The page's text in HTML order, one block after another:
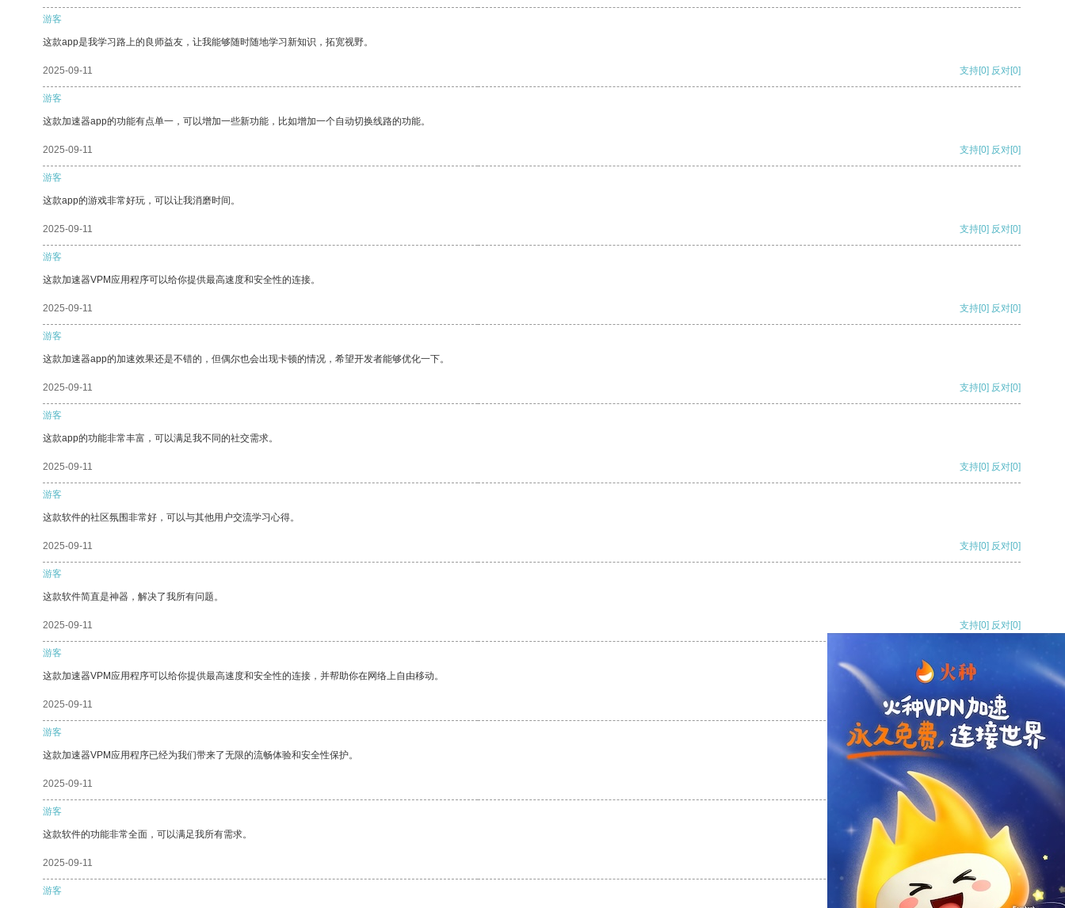
游客
这款app是我学习路上的良师益友，让我能够随时随地学习新知识，拓宽视野。
2025-09-11 支持[0] 反对[0]
游客
这款加速器app的功能有点单一，可以增加一些新功能，比如增加一个自动切换线路的功能。
2025-09-11 支持[0] 反对[0]
游客
这款app的游戏非常好玩，可以让我消磨时间。
2025-09-11 支持[0] 反对[0]
游客
这款加速器VPM应用程序可以给你提供最高速度和安全性的连接。
2025-09-11 支持[0] 反对[0]
游客
这款加速器app的加速效果还是不错的，但偶尔也会出现卡顿的情况，希望开发者能够优化一下。
2025-09-11 支持[0] 反对[0]
游客
这款app的功能非常丰富，可以满足我不同的社交需求。
2025-09-11 支持[0] 反对[0]
游客
这款软件的社区氛围非常好，可以与其他用户交流学习心得。
2025-09-11 支持[0] 反对[0]
游客
这款软件简直是神器，解决了我所有问题。
2025-09-11 支持[0] 反对[0]
游客
这款加速器VPM应用程序可以给你提供最高速度和安全性的连接，并帮助你在网络上自由移动。
2025-09-11 支持[0] 反对
游客
这款加速器VPM应用程序已经为我们带来了无限的流畅体验和安全性保护。
2025-09-11 支持
游客
这款软件的功能非常全面，可以满足我所有需求。
2025-09-11 反对 [0]
游客